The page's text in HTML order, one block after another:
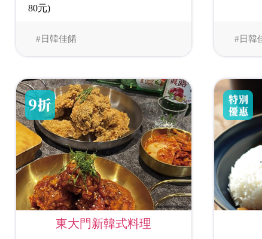
#日韓佳餚
80元)
#日韓
東大門新韓式料理